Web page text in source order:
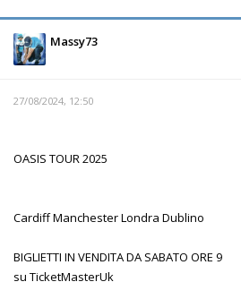
Massy73
27/08/2024, 12:50
OASIS TOUR 2025
Cardiff Manchester Londra Dublino
BIGLIETTI IN VENDITA DA SABATO ORE 9
su TicketMasterUk